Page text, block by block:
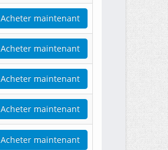
Acheter maintenant
Acheter maintenant
Acheter maintenant
Acheter maintenant
Acheter maintenant